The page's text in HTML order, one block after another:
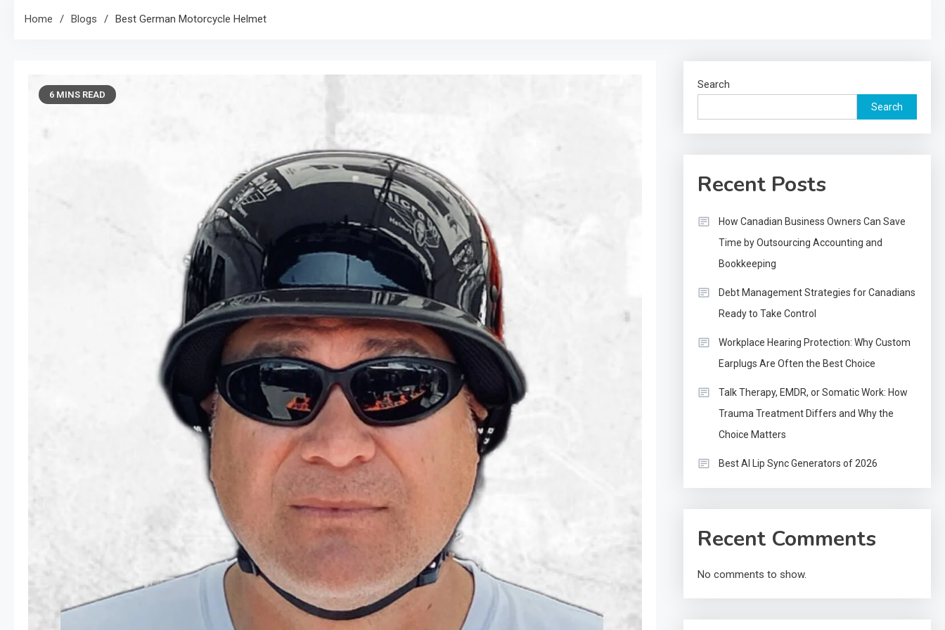
Home Blogs Best German Motorcycle Helmet
6 MINS READ
Search
Search
Recent Posts
How Canadian Business Owners Can Save
Time by Outsourcing Accounting and
Bookkeeping
Debt Management Strategies for Canadians
Ready to Take Control
Workplace Hearing Protection: Why Custom
Earplugs Are Often the Best Choice
Talk Therapy, EMDR, or Somatic Work: How
Trauma Treatment Differs and Why the
Choice Matters
Best AI Lip Sync Generators of 2026
Recent Comments
No comments to show.